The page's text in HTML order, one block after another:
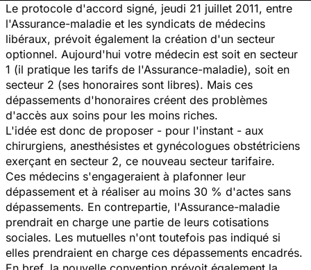
Le protocole d'accord signé, jeudi 21 juillet 2011, entre
l'Assurance-maladie et les syndicats de médecins
libéraux, prévoit également la création d'un secteur
optionnel. Aujourd'hui votre médecin est soit en secteur
1 (il pratique les tarifs de l'Assurance-maladie), soit en
secteur 2 (ses honoraires sont libres). Mais ces
dépassements d'honoraires créent des problèmes
d'accès aux soins pour les moins riches.
L'idée est donc de proposer - pour l'instant - aux
chirurgiens, anesthésistes et gynécologues obstétriciens
exerçant en secteur 2, ce nouveau secteur tarifaire.
Ces médecins s'engageraient à plafonner leur
dépassement et à réaliser au moins 30 % d'actes sans
dépassements. En contrepartie, l'Assurance-maladie
prendrait en charge une partie de leurs cotisations
sociales. Les mutuelles n'ont toutefois pas indiqué si
elles prendraient en charge ces dépassements encadrés.